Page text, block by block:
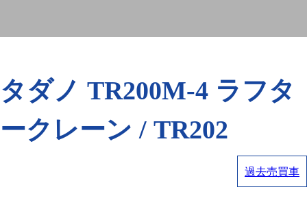
タダノ TR200M-4 ラフタ
ークレーン / TR202
過去売買車